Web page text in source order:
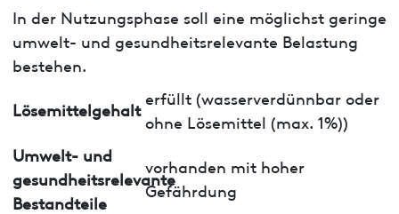
In der Nutzungsphase soll eine möglichst geringe
umwelt- und gesundheitsrelevante Belastung
bestehen.
Lösemittelgehalt
erfüllt (wasserverdünnbar oder
ohne Lösemittel (max. 1%))
Umwelt- und
gesundheitsrelevante
Bestandteile
vorhanden mit hoher
Gefährdung